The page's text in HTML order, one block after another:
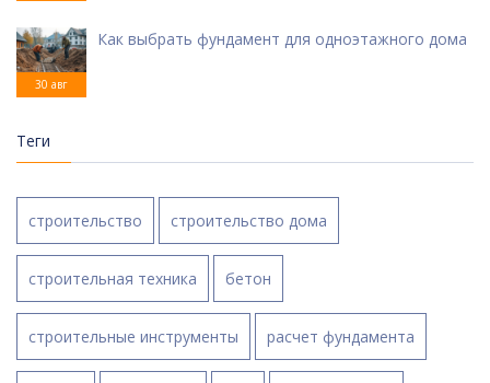
30 авг
Как выбрать фундамент для одноэтажного дома
Теги
строительство строительство дома
строительная техника бетон
строительные инструменты расчет фундамента